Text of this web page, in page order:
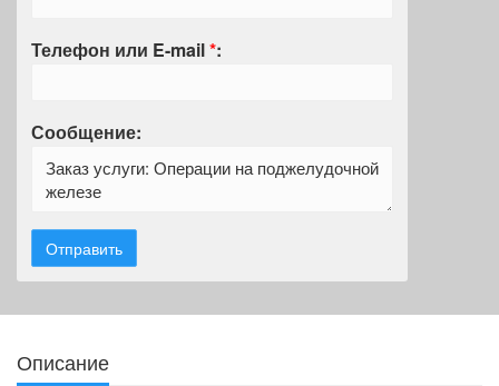
Телефон или E-mail*:
Сообщение:
Описание